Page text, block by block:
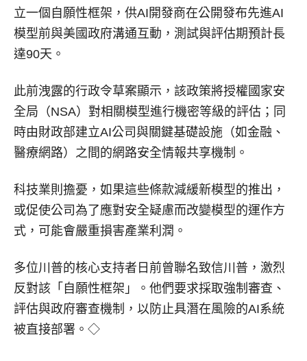
立一個自願性框架，供AI開發商在公開發布先進AI
模型前與美國政府溝通互動，測試與評估期預計長
達90天。
此前洩露的行政令草案顯示，該政策將授權國家安
全局（NSA）對相關模型進行機密等級的評估；同
時由財政部建立AI公司與關鍵基礎設施（如金融、
醫療網路）之間的網路安全情報共享機制。
科技業則擔憂，如果這些條款減緩新模型的推出，
或促使公司為了應對安全疑慮而改變模型的運作方
式，可能會嚴重損害產業利潤。
多位川普的核心支持者日前曾聯名致信川普，激烈
反對該「自願性框架」。他們要求採取強制審查、
評估與政府審查機制，以防止具潛在風險的AI系統
被直接部署。◇